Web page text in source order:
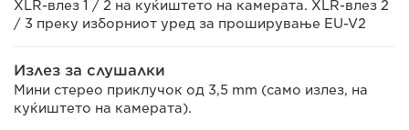
XLR-влез 1 / 2 на куќиштето на камерата. XLR-влез 2
/ 3 преку изборниот уред за проширување EU-V2
Излез за слушалки
Мини стерео приклучок од 3,5 mm (само излез, на
куќиштето на камерата).